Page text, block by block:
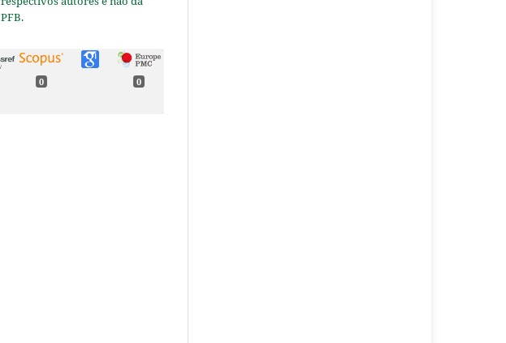
PFB.
0 0